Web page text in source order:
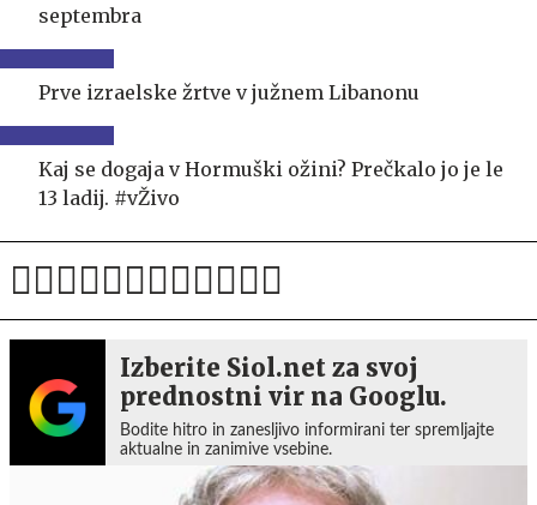
septembra
Prve izraelske žrtve v južnem Libanonu
Kaj se dogaja v Hormuški ožini? Prečkalo jo je le
13 ladij. #vŽivo
Izberite Siol.net za svoj
prednostni vir na Googlu.
Bodite hitro in zanesljivo informirani ter spremljajte
aktualne in zanimive vsebine.